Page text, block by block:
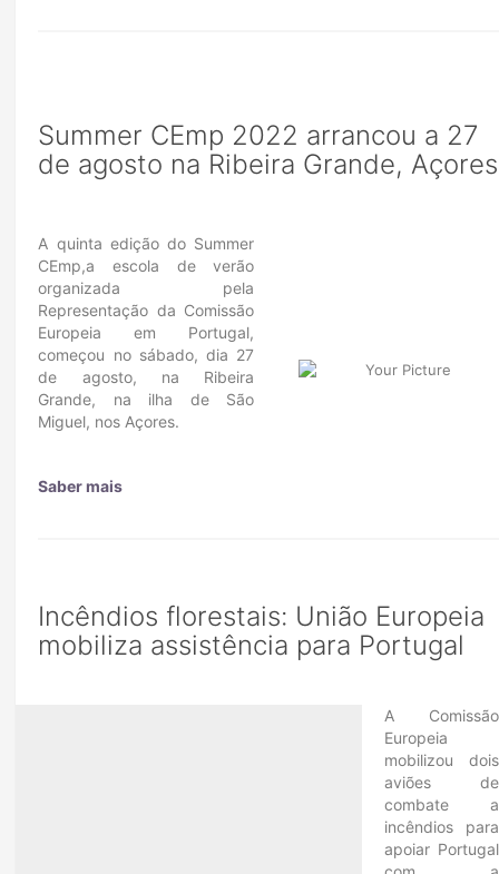
Summer CEmp 2022 arrancou a 27
de agosto na Ribeira Grande, Açores
A quinta edição do Summer
CEmp,a escola de verão
organizada pela
Representação da Comissão
Europeia em Portugal,
começou no sábado, dia 27
de agosto, na Ribeira
Grande, na ilha de São
Miguel, nos Açores.
Saber mais
Incêndios florestais: União Europeia
mobiliza assistência para Portugal
A Comissão
Europeia
mobilizou dois
aviões de
combate a
incêndios para
apoiar Portugal